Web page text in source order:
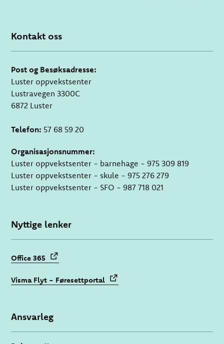
Kontakt oss
Post og Besøksadresse:
Luster oppvekstsenter
Lustravegen 3300C
6872 Luster
Telefon: 57 68 59 20
Organisasjonsnummer:
Luster oppvekstsenter - barnehage - 975 309 819
Luster oppvekstsenter - skule - 975 276 279
Luster oppvekstsenter - SFO - 987 718 021
Nyttige lenker
Office 365
Visma Flyt - Føresettportal
Ansvarleg